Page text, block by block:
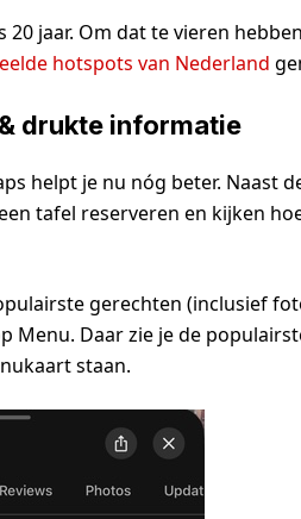
jaar. Om dat te vieren
hotspots van Nederland
drukte informatie
helpt je nu nóg beter. Naast
tafel reserveren en kijken
gerechten (inclusief
Menu. Daar zie je de
staan.